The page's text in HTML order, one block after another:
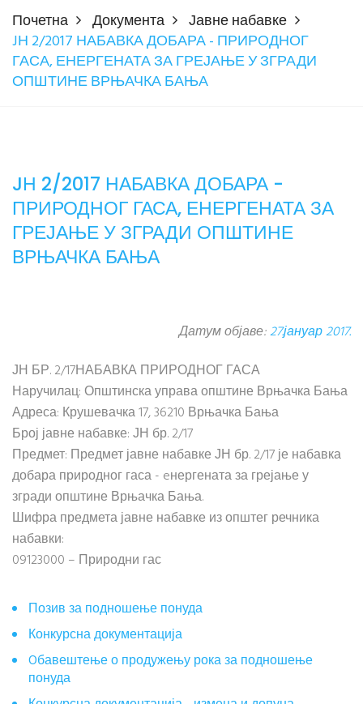
Почетна Документа
Јавне набавке
JН 2/2017 НАБАВКА ДОБАРА - ПРИРОДНОГ
ГАСА, ЕНЕРГЕНАТА ЗА ГРЕЈАЊЕ У ЗГРАДИ
ОПШТИНЕ ВРЊАЧКА БАЊА
JН 2/2017 НАБАВКА ДОБАРА -
ПРИРОДНОГ ГАСА, ЕНЕРГЕНАТА ЗА
ГРЕЈАЊЕ У ЗГРАДИ ОПШТИНЕ
ВРЊАЧКА БАЊА
Датум објаве:27.јануар 2017.
ЈН БР. 2/17НАБАВКА ПРИРОДНОГ ГАСА
Наручилац: Општинска управа општине Врњачка Бања
Адреса: Крушевачка 17, 36210 Врњачка Бања
Број јавне набавке: ЈН бр. 2/17
Предмет: Предмет јавне набавке ЈН бр. 2/17 је набавка
добара природног гаса - eнергената за грејање у
згради општине Врњачка Бања.
Шифра предмета јавне набавке из општег речника
набавки:
09123000 – Природни гас
Позив за подношење понуда
Конкурсна документација
Oбавештење о продужењу рока за подношење
понуда